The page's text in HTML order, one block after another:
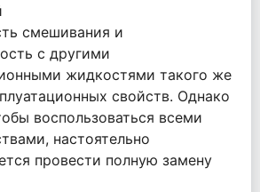
смешивания и
с другими
жидкостями такого же
свойств. Однако
воспользоваться всеми
настоятельно
провести полную замену